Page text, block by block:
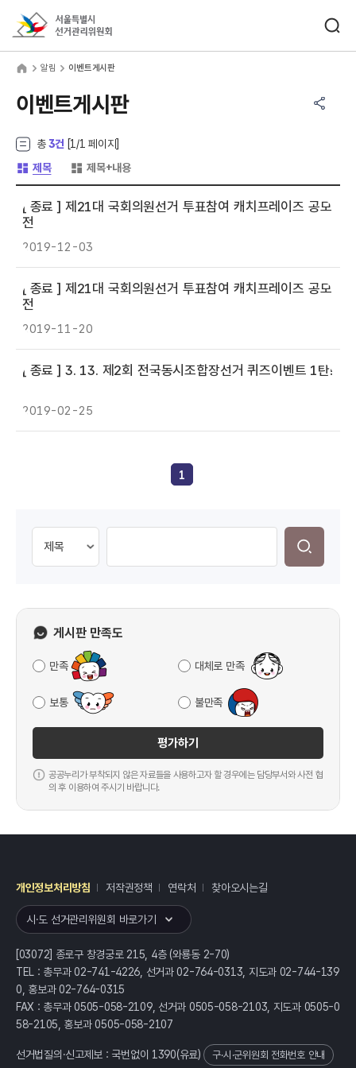
알림 이벤트게시판
이벤트게시판
총3건 [1/1 페이지]
제목 제목+내용
[ 종료 ] 제21대 국회의원선거 투표참여 캐치프레이즈 공모
전
2019-12-03
[ 종료 ] 제21대 국회의원선거 투표참여 캐치프레이즈 공모
전
2019-11-20
[ 종료 ] 3. 13. 제2회 전국동시조합장선거 퀴즈이벤트 1탄!
2019-02-25
1
게시판 만족도
만족 대체로 만족
보통 불만족
평가하기
공공누리가 부착되지 않은 자료들을 사용하고자 할 경우에는 담당부서와 사전 협
의 후 이용하여 주시기 바랍니다.
개인정보처리방침 저작권정책 연락처 찾아오시는길
시·도 선거관리위원회 바로가기
[03072] 종로구 창경궁로 215, 4층 (와룡동 2-70)
TEL : 총무과 02-741-4226, 선거과 02-764-0313, 지도과 02-744-139
0, 홍보과 02-764-0315
FAX : 총무과 0505-058-2109, 선거과 0505-058-2103, 지도과 0505-0
58-2105, 홍보과 0505-058-2107
선거법질의·신고제보 : 국번없이 1390(유료) 구·시·군위원회 전화번호 안내